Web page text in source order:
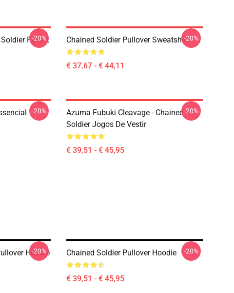
Fanart
-20% Chained Soldier Pullover Sweatshirt
€ 37,67 - € 44,11
-20%
-20%
Azuma Fubuki Cleavage - Chained
Soldier Jogos De Vestir
€ 39,51 - € 45,95
-20%
Hoodie
-20% Chained Soldier Pullover Hoodie
€ 39,51 - € 45,95
-20%